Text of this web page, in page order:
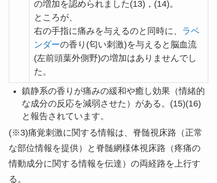
の増加を認められました(13)，(14)。
ところが、
右の手指に痛みを与えるのと同時に、
ラベ
ンダーの香り(匂い刺激)を与えると脳血流
(左前頭葉外側野)の増加はありませんでし
た。
鎮静系の香りが痛みの緩和や癒し効果（情緒的
な成分の反応を減弱させた）がある。(15)(16)
と報告されています。
(※3)痛覚刺激に関する情報は、脊髄視床路（正常
な部位情報を提供）と脊髄網様体視床路（疼痛の
情動成分に関する情報を伝達）の両経路を上行す
る。